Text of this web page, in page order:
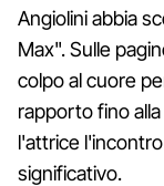
Angiolini abbia
Max". Sulle
colpo al cuore
rapporto fino
l'attrice
significativo.